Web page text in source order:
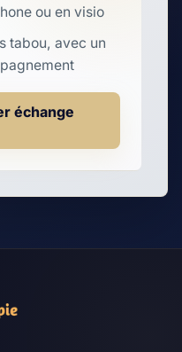
pour
·
ou en visio
tabou, avec un
échange